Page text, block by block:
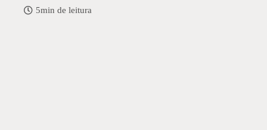
5min de leitura